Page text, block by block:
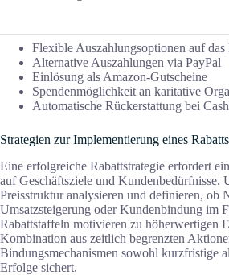
Flexible Auszahlungsoptionen auf
Alternative Auszahlungen via PayPal
Einlösung als Amazon-Gutscheine
Spendenmöglichkeit an karitative
Automatische Rückerstattung bei
Strategien zur Implementierung eines
Eine erfolgreiche Rabattstrategie erfordert
auf Geschäftsziele und Kundenbedürfnisse.
Preisstruktur analysieren und definieren, ob
Umsatzsteigerung oder Kundenbindung im
Rabattstaffeln motivieren zu höherwertigen
Kombination aus zeitlich begrenzten
Bindungsmechanismen sowohl kurzfristige
Erfolge sichert.